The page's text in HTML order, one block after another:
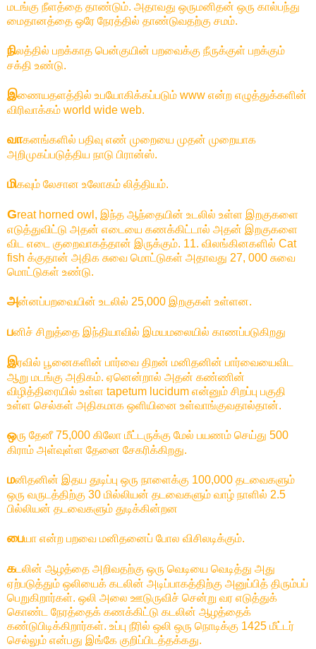
மடங்கு நீளத்தை தாண்டும். அதாவது ஒருமனிதன் ஒரு கால்பந்து
மைதானத்தை ஒரே நேரத்தில் தாண்டுவதற்கு சமம்.
நிலத்தில் பறக்காத பென்குயின் பறவைக்கு நீருக்குள் பறக்கும்
சக்தி உண்டு.
இணையதளத்தில் உபயோகிக்கப்படும் www என்ற எழுத்துக்களின்
விரிவாக்கம் world wide web.
வாகனங்களில் பதிவு எண் முறையை முதன் முறையாக
அறிமுகப்படுத்திய நாடு பிரான்ஸ்.
மிகவும் லேசான உலோகம் லித்தியம்.
Great horned owl, இந்த ஆந்தையின் உடலில் உள்ள இறகுகளை
எடுத்துவிட்டு அதன் எடையை கணக்கிட்டால் அதன் இறகுகளை
விட எடை குறைவாகத்தான் இருக்கும். 11. விலங்கினகளில் Cat
fish க்குதான் அதிக சுவை மொட்டுகள் அதாவது 27, 000 சுவை
மொட்டுகள் உண்டு.
அன்னப்பறவையின் உடலில் 25,000 இறகுகள் உள்ளன.
பனிச் சிறுத்தை இந்தியாவில் இமயமலையில் காணப்படுகிறது
இரவில் பூனைகளின் பார்வை திறன் மனிதனின் பார்வையைவிட
ஆறு மடங்கு அதிகம். ஏனென்றால் அதன் கண்ணின்
விழித்திரையில் உள்ள tapetum lucidum என்னும் சிறப்பு பகுதி
உள்ள செல்கள் அதிகமாக ஒளியினை உள்வாங்குவதால்தான்.
ஒரு தேனீ 75,000 கிலோ மீட்டருக்கு மேல் பயணம் செய்து 500
கிராம் அள்வுள்ள தேனை சேகரிக்கிறது.
மனிதனின் இதய துடிப்பு ஒரு நாளைக்கு 100,000 தடவைகளும்
ஒரு வருடத்திற்கு 30 மில்லியன் தடவைகளும் வாழ் நாளில் 2.5
பில்லியன் தடவைகளும் துடிக்கின்றன
பையா என்ற பறவை மனிதனைப் போல விசிலடிக்கும்.
கடலின் ஆழத்தை அறிவதற்கு ஒரு வெடியை வெடித்து அது
ஏற்படுத்தும் ஒலியைக் கடலின் அடிப்பாகத்திற்கு அனுப்பித் திரும்பப்
பெறுகிறார்கள். ஒலி அலை ஊடுருவிச் சென்று வர எடுத்துக்
கொண்ட நேரத்தைக் கணக்கிட்டு கடலின் ஆழத்தைக்
கண்டுபிடிக்கிறார்கள். உப்பு நீரில் ஒலி ஒரு நொடிக்கு 1425 மீட்டர்
செல்லும் என்பது இங்கே குறிப்பிடத்தக்கது.